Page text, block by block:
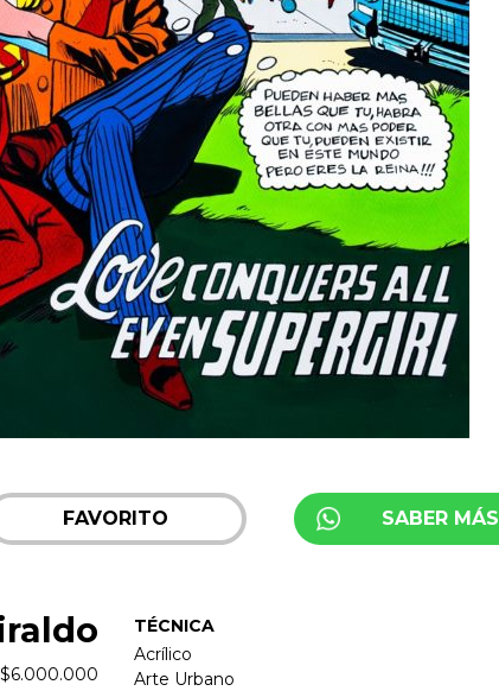
FAVORITO SABER MÁS
$6.000.000
TÉCNICA
Acrílico
Arte Urbano